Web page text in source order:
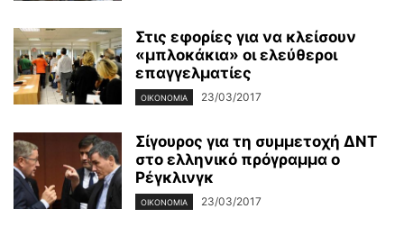
Στις εφορίες για να κλείσουν
«μπλοκάκια» οι ελεύθεροι
επαγγελματίες
ΟΙΚΟΝΟΜΊΑ 23/03/2017
Σίγουρος για τη συμμετοχή ΔΝΤ
στο ελληνικό πρόγραμμα ο
Ρέγκλινγκ
ΟΙΚΟΝΟΜΊΑ 23/03/2017